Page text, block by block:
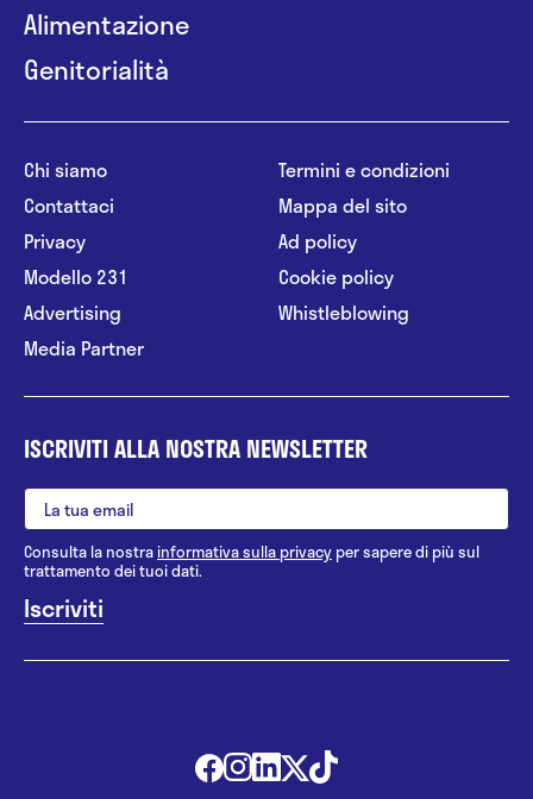
Alimentazione
Genitorialità
Chi siamo
Contattaci
Privacy
Modello 231
Advertising
Media Partner
Termini e condizioni
Mappa del sito
Ad policy
Cookie policy
Whistleblowing
ISCRIVITI ALLA NOSTRA NEWSLETTER
Consulta la nostrainformativa sulla privacy per sapere di più sul
trattamento dei tuoi dati.